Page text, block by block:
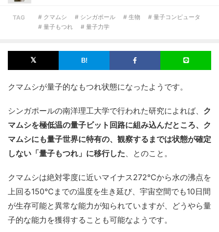
TAG # クマムシ # シンガポール # 生物
# 量子コンピュータ
# 量子もつれ
# 量子力学
クマムシが量子的なもつれ状態になったようです。
シンガポールの南洋理工大学で行われた研究によれば、 ク
マムシを極低温の量子ビット回路に組み込んだところ、ク
マムシにも量子世界に特有の、観察するまでは状態が確定
しない「量子もつれ」に移行した 、とのこと。
クマムシは絶対零度に近いマイナス272℃から水の沸点を
上回る150℃までの温度を生き延び、宇宙空間でも10日間
が生存可能と異常な能力が知られていますが、どうやら量
子的な能力を獲得することも可能なようです。